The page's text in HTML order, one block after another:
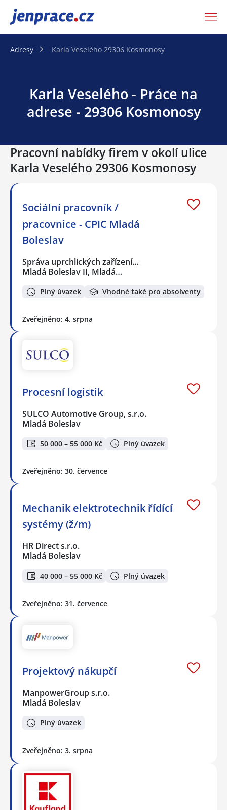
JenPráce.cz
Adresy Karla Veselého 29306 Kosmonosy
Karla Veselého - Práce na
adrese - 29306 Kosmonosy
Pracovní nabídky firem v okolí ulice
Karla Veselého 29306 Kosmonosy
Sociální pracovník /
pracovnice - CPIC Mladá
Boleslav
Správa uprchlických zařízení…
Mladá Boleslav II, Mladá…
Plný úvazek Vhodné také pro absolventy
Zveřejněno: 4. srpna
Procesní logistik
SULCO Automotive Group, s.r.o.
Mladá Boleslav
50 000 – 55 000 Kč Plný úvazek
Zveřejněno: 30. července
Mechanik elektrotechnik řídící
systémy (ž/m)
HR Direct s.r.o.
Mladá Boleslav
40 000 – 55 000 Kč Plný úvazek
Zveřejněno: 31. července
Projektový nákupčí
ManpowerGroup s.r.o.
Mladá Boleslav
Plný úvazek
Zveřejněno: 3. srpna